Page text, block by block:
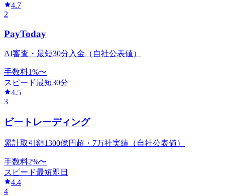
4.7
2
PayToday
AI審査・最短30分入金（自社公表値）
手数料1%〜
スピード最短30分
4.5
3
ビートレーディング
累計取引額1300億円超・7万社実績（自社公表値）
手数料2%〜
スピード最短即日
4.4
4